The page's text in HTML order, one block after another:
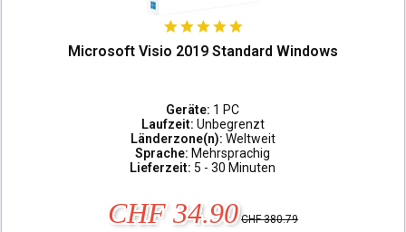
Microsoft Visio 2019 Standard Windows
Geräte: 1 PC
Laufzeit: Unbegrenzt
Länderzone(n): Weltweit
Sprache: Mehrsprachig
Lieferzeit: 5 - 30 Minuten
CHF 34.90 CHF 380.79